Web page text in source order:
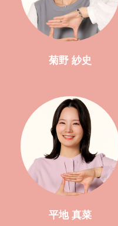
菊野 紗史
平地 真菜